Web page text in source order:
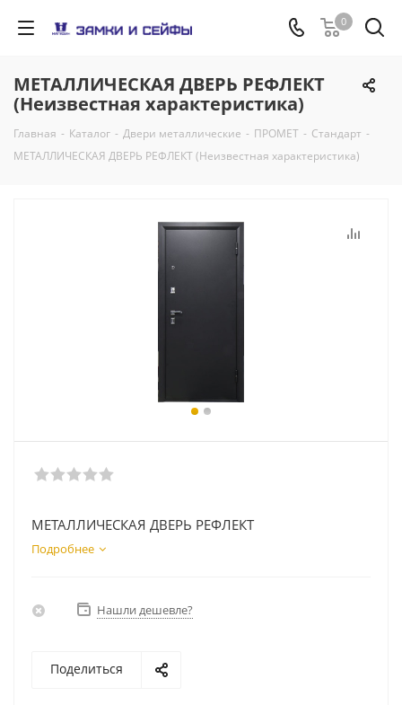
0
МЕТАЛЛИЧЕСКАЯ ДВЕРЬ РЕФЛЕКТ
(Неизвестная характеристика)
Главная - Каталог - Двери металлические - ПРОМЕТ - Стандарт -
МЕТАЛЛИЧЕСКАЯ ДВЕРЬ РЕФЛЕКТ (Неизвестная характеристика)
МЕТАЛЛИЧЕСКАЯ ДВЕРЬ РЕФЛЕКТ
Подробнее
Нашли дешевле?
Поделиться